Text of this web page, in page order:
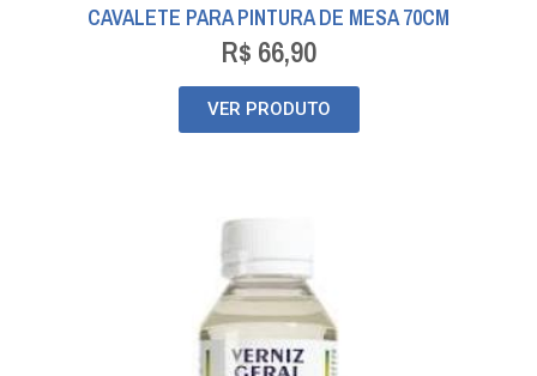
CAVALETE PARA PINTURA DE MESA 70CM
R$ 66,90
VER PRODUTO